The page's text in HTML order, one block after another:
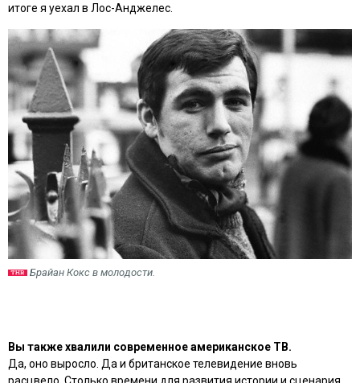
итоге я уехал в Лос-Анджелес.
Брайан Кокс в молодости.
Вы также хвалили современное американское ТВ.
Да, оно выросло. Да и британское телевидение вновь
расцвело. Столько времени для развития истории и сценария.